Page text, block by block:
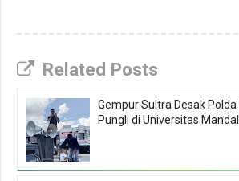
Related Posts
Gempur Sultra Desak Polda
Pungli di Universitas